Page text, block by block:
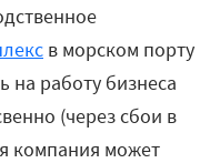
в морском порту
на работу бизнеса
(через сбои в
компания может